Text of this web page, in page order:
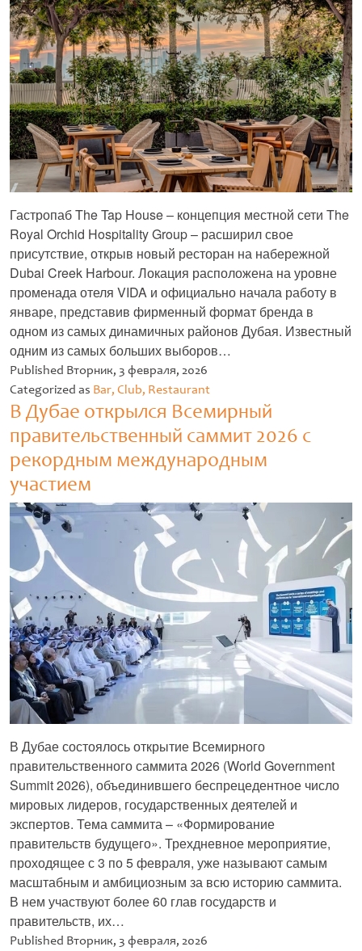
Гастропаб The Tap House – концепция местной сети The
Royal Orchid Hospitality Group – расширил свое
присутствие, открыв новый ресторан на набережной
Dubai Creek Harbour. Локация расположена на уровне
променада отеля VIDA и официально начала работу в
январе, представив фирменный формат бренда в
одном из самых динамичных районов Дубая. Известный
одним из самых больших выборов…
Untitled
Published Вторник, 3 февраля, 2026
Categorized as Bar, Club, Restaurant
В Дубае открылся Всемирный
правительственный саммит 2026 с
рекордным международным
участием
В Дубае состоялось открытие Всемирного
правительственного саммита 2026 (World Government
Summit 2026), объединившего беспрецедентное число
мировых лидеров, государственных деятелей и
экспертов. Тема саммита – «Формирование
правительств будущего». Трехдневное мероприятие,
проходящее с 3 по 5 февраля, уже называют самым
масштабным и амбициозным за всю историю саммита.
В нем участвуют более 60 глав государств и
правительств, их…
Untitled
Published Вторник, 3 февраля, 2026